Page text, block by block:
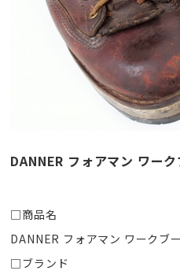
DANNER フォアマン ワー
□商品名
DANNER フォアマン ワークブ
□ブランド